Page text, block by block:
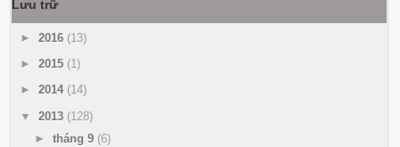
Lưu trữ
► 2016 (13)
► 2015 (1)
► 2014 (14)
▼ 2013 (128)
► tháng 9 (6)